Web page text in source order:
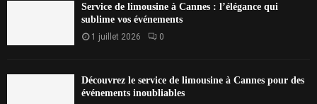
Service de limousine à Cannes : l’élégance qui
sublime vos événements
1 juillet 2026 0
Découvrez le service de limousine à Cannes pour des
événements inoubliables